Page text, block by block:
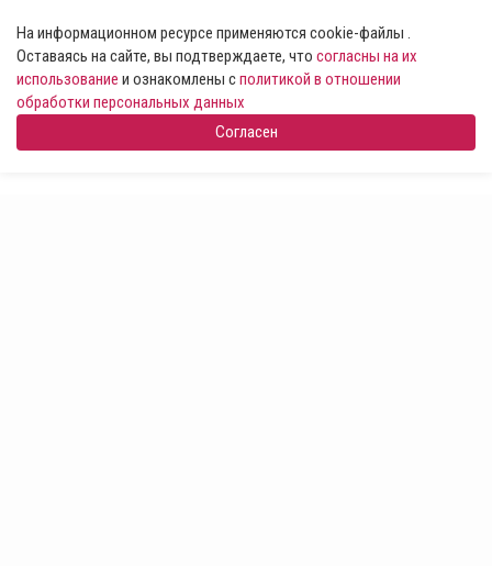
На информационном ресурсе применяются cookie-файлы .
Оставаясь на сайте, вы подтверждаете, что согласны на их
использование и ознакомлены сполитикой в отношении
обработки персональных данных
Согласен